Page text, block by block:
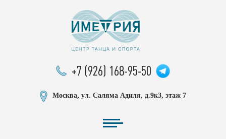
+7 (926) 168-95-50
Москва, ул. Саляма Адиля, д.9к3, этаж 7